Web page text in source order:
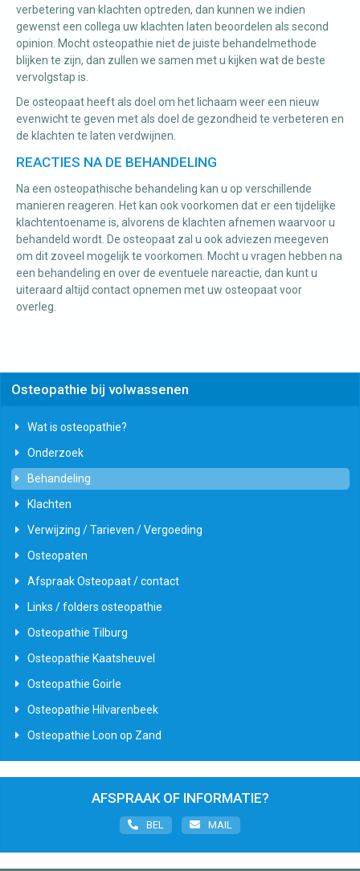
verbetering van klachten optreden, dan kunnen we indien
gewenst een collega uw klachten laten beoordelen als second
opinion. Mocht osteopathie niet de juiste behandelmethode
blijken te zijn, dan zullen we samen met u kijken wat de beste
vervolgstap is.
De osteopaat heeft als doel om het lichaam weer een nieuw
evenwicht te geven met als doel de gezondheid te verbeteren en
de klachten te laten verdwijnen.
REACTIES NA DE BEHANDELING
Na een osteopathische behandeling kan u op verschillende
manieren reageren. Het kan ook voorkomen dat er een tijdelijke
klachtentoename is, alvorens de klachten afnemen waarvoor u
behandeld wordt. De osteopaat zal u ook adviezen meegeven
om dit zoveel mogelijk te voorkomen. Mocht u vragen hebben na
een behandeling en over de eventuele nareactie, dan kunt u
uiteraard altijd contact opnemen met uw osteopaat voor
overleg.
Osteopathie bij volwassenen
Wat is osteopathie?
Onderzoek
Behandeling
Klachten
Verwijzing / Tarieven / Vergoeding
Osteopaten
Afspraak Osteopaat / contact
Links / folders osteopathie
Osteopathie Tilburg
Osteopathie Kaatsheuvel
Osteopathie Goirle
Osteopathie Hilvarenbeek
Osteopathie Loon op Zand
AFSPRAAK OF INFORMATIE?
BEL MAIL